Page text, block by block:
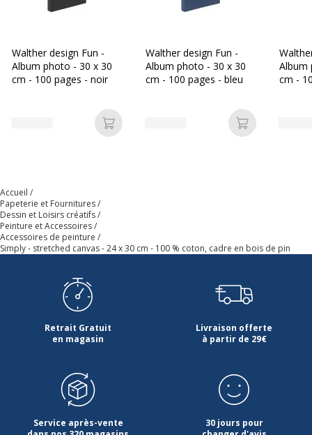
Type de produit Stretched canvas
Données d'identification
Référence produit fabricant
Dimensions et poids
Dimensions et poids
Profondeur 30 cm
Walther design Fun -
Album photo - 30 x 30
cm - 100 pages - noir
Ajouter au panier
Walther design Fun -
Album photo - 30 x 30
cm - 100 pages - bleu
Ajouter au
Album
cm -
Accueil
Papeterie et Fournitures
Dessin et Loisirs créatifs
Peinture et Accessoires
Accessoires de peinture
Simply - stretched canvas - 24 x 30 cm - 100 % coton, cadre en bois de pin
Retrait Gratuit
en magasin
Livraison offerte
à partir de 29€
Service après-vente
30 jours pour